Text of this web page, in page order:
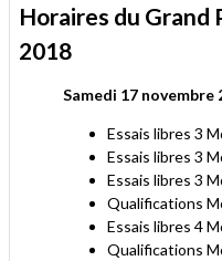
Horaires du Grand
2018
Samedi 17 novembre
Essais libres 3
Essais libres 3
Essais libres 3
Qualifications
Essais libres 4
Qualifications